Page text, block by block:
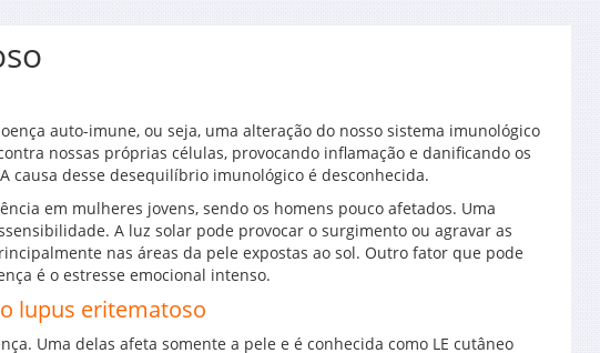
auto-imune, ou seja, uma alteração do nosso sistema imunológico
nossas próprias células, provocando inflamação e danificando os
causa desse desequilíbrio imunológico é desconhecida.
em mulheres jovens, sendo os homens pouco afetados. Uma
A luz solar pode provocar o surgimento ou agravar as
nas áreas da pele expostas ao sol. Outro fator que pode
é o estresse emocional intenso.
lupus eritematoso
Uma delas afeta somente a pele e é conhecida como LE cutâneo